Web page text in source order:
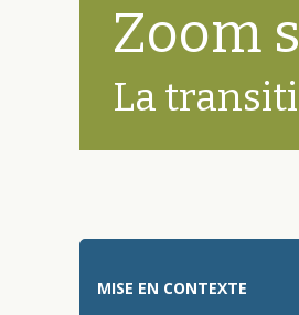
Zoom
La
MISE EN CONTEXTE